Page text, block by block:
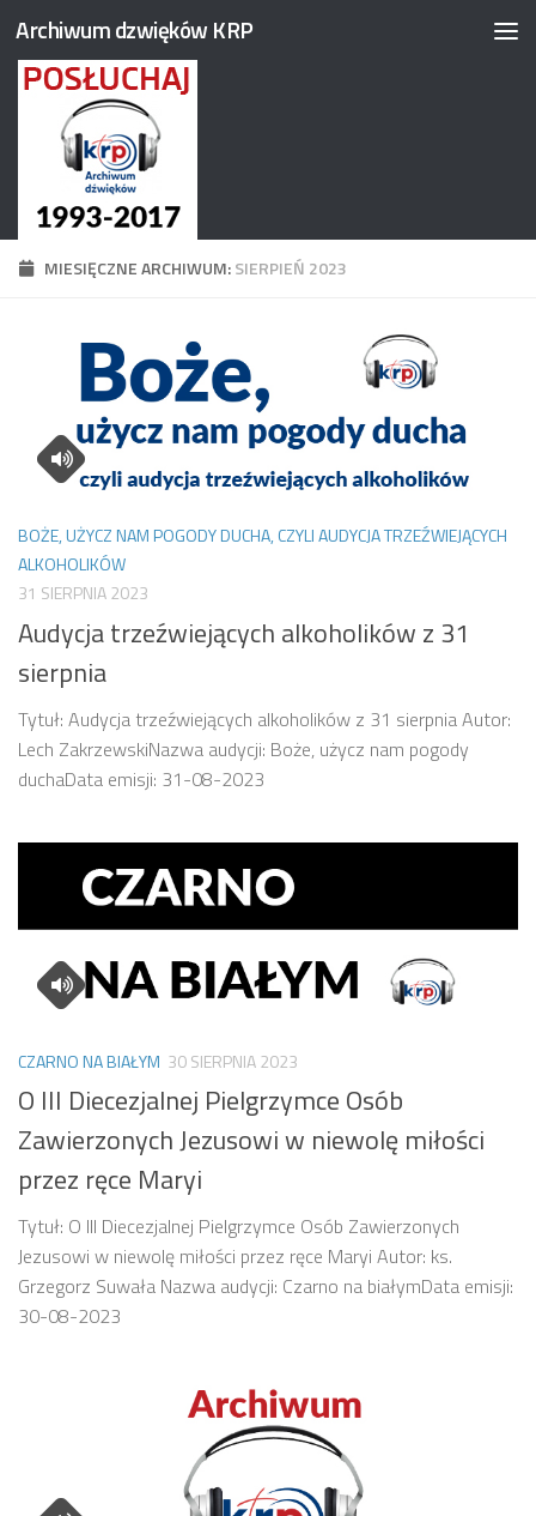
Przejdź do treści
Archiwum dzwięków KRP
MIESIĘCZNE ARCHIWUM:SIERPIEŃ 2023
BOŻE, UŻYCZ NAM POGODY DUCHA, CZYLI AUDYCJA TRZEŹWIEJĄCYCH
ALKOHOLIKÓW
31 SIERPNIA 2023
Audycja trzeźwiejących alkoholików z 31
sierpnia
Tytuł: Audycja trzeźwiejących alkoholików z 31 sierpnia Autor:
Lech ZakrzewskiNazwa audycji: Boże, użycz nam pogody
duchaData emisji: 31-08-2023
CZARNO NA BIAŁYM 30 SIERPNIA 2023
O III Diecezjalnej Pielgrzymce Osób
Zawierzonych Jezusowi w niewolę miłości
przez ręce Maryi
Tytuł: O III Diecezjalnej Pielgrzymce Osób Zawierzonych
Jezusowi w niewolę miłości przez ręce Maryi Autor: ks.
Grzegorz Suwała Nazwa audycji: Czarno na białymData emisji:
30-08-2023